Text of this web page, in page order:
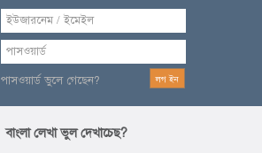
পাসওয়ার্ড ভুলে গেছেন?
বাংলা লেখা ভুল দেখাচেছ?